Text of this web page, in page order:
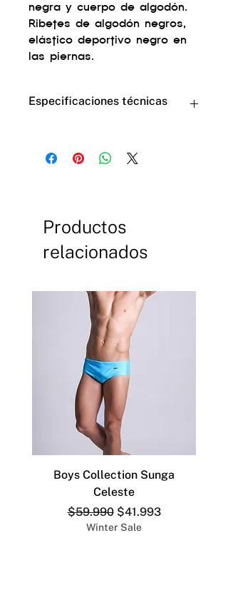
negra y cuerpo de algodón.
Ribetes de algodón negros,
elástico deportivo negro en
las piernas.
Especificaciones técnicas
8%
Productos
relacionados
Boys Collection Sunga
Celeste
Precio
$59.990 Precio de oferta
$41.993
Winter Sale